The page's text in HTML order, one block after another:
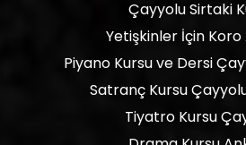
Çayyolu Sirtaki
Yetişkinler İçin
Piyano Kursu ve Dersi
Satranç Kursu
Tiyatro Kursu